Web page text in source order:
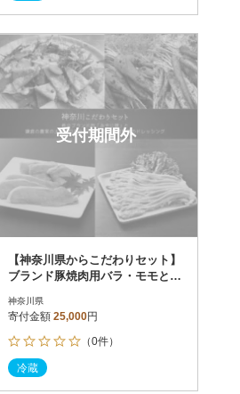
受付期間外
【神奈川県からこだわりセット】
ブランド豚焼肉用バラ・モモと鎌
で配送】
神奈川県
寄付金額 25,000円
（0件）
冷蔵